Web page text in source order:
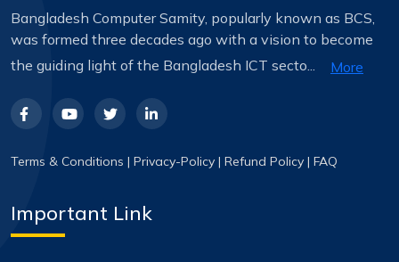
Bangladesh Computer Samity, popularly known as BCS,
was formed three decades ago with a vision to become
the guiding light of the Bangladesh ICT secto...
More
Terms & Conditions | Privacy-Policy | Refund Policy | FAQ
Important Link